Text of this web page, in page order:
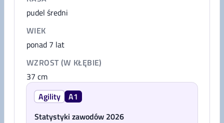
pudel średni
WIEK
ponad 7 lat
WZROST (W KŁĘBIE)
37 cm
Agility
A1
Statystyki zawodów 2026